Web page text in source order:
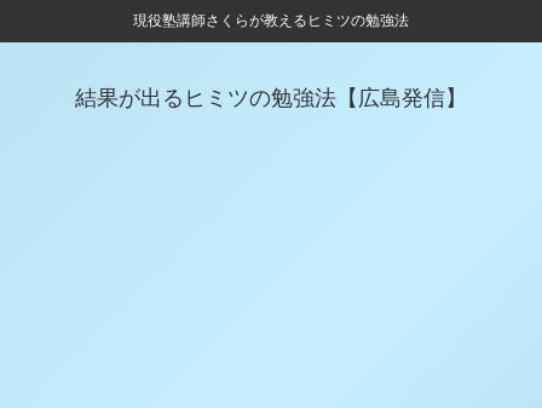
現役塾講師さくらが教えるヒミツの勉強法
結果が出るヒミツの勉強法【広島発信】